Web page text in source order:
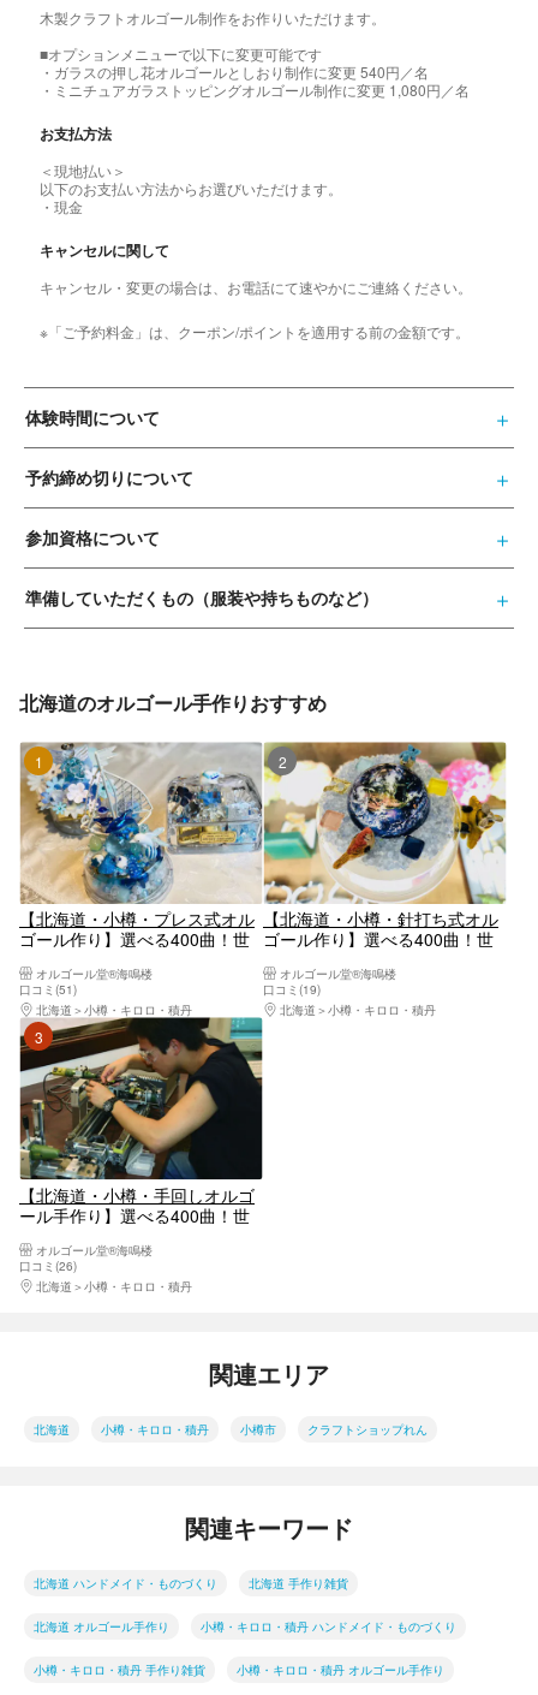
木製クラフトオルゴール制作をお作りいただけます。
■オプションメニューで以下に変更可能です
・ガラスの押し花オルゴールとしおり制作に変更 540円／名
・ミニチュアガラストッピングオルゴール制作に変更 1,080円／名
お支払方法
＜現地払い＞
以下のお支払い方法からお選びいただけます。
・現金
キャンセルに関して
キャンセル・変更の場合は、お電話にて速やかにご連絡ください。
※「ご予約料金」は、クーポン/ポイントを適用する前の金額です。
体験時間について
予約締め切りについて
参加資格について
準備していただくもの（服装や持ちものなど）
北海道のオルゴール手作りおすすめ
1位
【北海道・小樽・プレス式オル
ゴール作り】選べる400曲！世
体験（予約特典付き）
オルゴール堂®海鳴楼
口コミ(51)
北海道
小樽・キロロ・積丹
2位
【北海道・小樽・針打ち式オル
ゴール作り】選べる400曲！世
体験（予約特典付き）
オルゴール堂®海鳴楼
口コミ(19)
北海道
小樽・キロロ・積丹
3位
【北海道・小樽・手回しオルゴ
ール手作り】選べる400曲！世
体験（予約特典付き）
オルゴール堂®海鳴楼
口コミ(26)
北海道
小樽・キロロ・積丹
関連エリア
北海道 小樽・キロロ・積丹 小樽市 クラフトショップれん
関連キーワード
北海道 ハンドメイド・ものづくり 北海道 手作り雑貨
北海道 オルゴール手作り 小樽・キロロ・積丹 ハンドメイド・ものづくり
小樽・キロロ・積丹 手作り雑貨 小樽・キロロ・積丹 オルゴール手作り